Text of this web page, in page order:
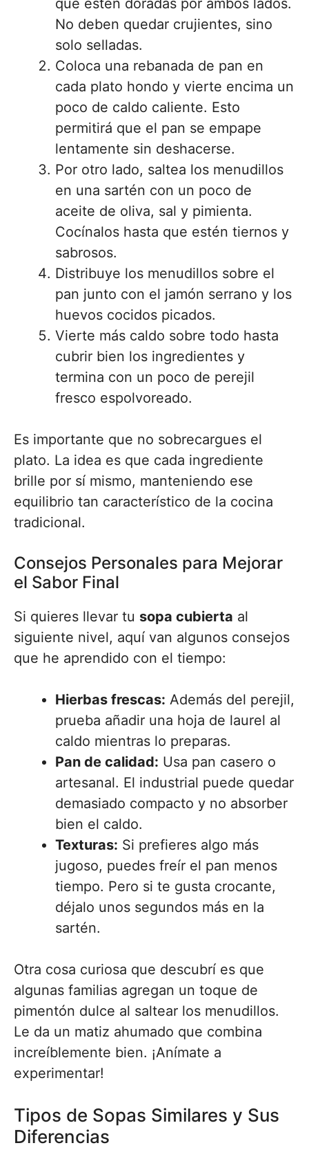
que estén doradas por ambos lados.
No deben quedar crujientes, sino
solo selladas.
Coloca una rebanada de pan en
cada plato hondo y vierte encima un
poco de caldo caliente. Esto
permitirá que el pan se empape
lentamente sin deshacerse.
Por otro lado, saltea los menudillos
en una sartén con un poco de
aceite de oliva, sal y pimienta.
Cocínalos hasta que estén tiernos y
sabrosos.
Distribuye los menudillos sobre el
pan junto con el jamón serrano y los
huevos cocidos picados.
Vierte más caldo sobre todo hasta
cubrir bien los ingredientes y
termina con un poco de perejil
fresco espolvoreado.
Es importante que no sobrecargues el
plato. La idea es que cada ingrediente
brille por sí mismo, manteniendo ese
equilibrio tan característico de la cocina
tradicional.
Consejos Personales para Mejorar
el Sabor Final
Si quieres llevar tu sopa cubierta al
siguiente nivel, aquí van algunos consejos
que he aprendido con el tiempo:
Hierbas frescas: Además del perejil,
prueba añadir una hoja de laurel al
caldo mientras lo preparas.
Pan de calidad: Usa pan casero o
artesanal. El industrial puede quedar
demasiado compacto y no absorber
bien el caldo.
Texturas: Si prefieres algo más
jugoso, puedes freír el pan menos
tiempo. Pero si te gusta crocante,
déjalo unos segundos más en la
sartén.
Otra cosa curiosa que descubrí es que
algunas familias agregan un toque de
pimentón dulce al saltear los menudillos.
Le da un matiz ahumado que combina
increíblemente bien. ¡Anímate a
experimentar!
Tipos de Sopas Similares y Sus
Diferencias